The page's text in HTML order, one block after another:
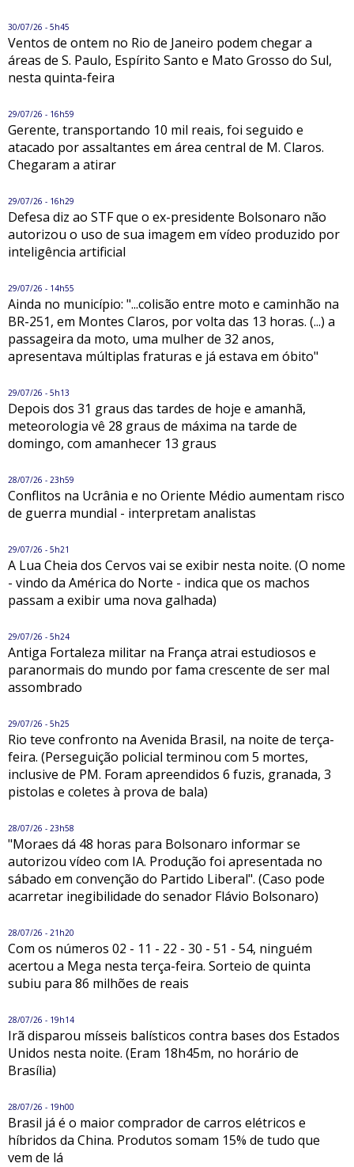
30/07/26 - 5h45
Ventos de ontem no Rio de Janeiro podem chegar a
áreas de S. Paulo, Espírito Santo e Mato Grosso do Sul,
nesta quinta-feira
29/07/26 - 16h59
Gerente, transportando 10 mil reais, foi seguido e
atacado por assaltantes em área central de M. Claros.
Chegaram a atirar
29/07/26 - 16h29
Defesa diz ao STF que o ex-presidente Bolsonaro não
autorizou o uso de sua imagem em vídeo produzido por
inteligência artificial
29/07/26 - 14h55
Ainda no município: "...colisão entre moto e caminhão na
BR-251, em Montes Claros, por volta das 13 horas. (...) a
passageira da moto, uma mulher de 32 anos,
apresentava múltiplas fraturas e já estava em óbito"
29/07/26 - 5h13
Depois dos 31 graus das tardes de hoje e amanhã,
meteorologia vê 28 graus de máxima na tarde de
domingo, com amanhecer 13 graus
28/07/26 - 23h59
Conflitos na Ucrânia e no Oriente Médio aumentam risco
de guerra mundial - interpretam analistas
29/07/26 - 5h21
A Lua Cheia dos Cervos vai se exibir nesta noite. (O nome
- vindo da América do Norte - indica que os machos
passam a exibir uma nova galhada)
29/07/26 - 5h24
Antiga Fortaleza militar na França atrai estudiosos e
paranormais do mundo por fama crescente de ser mal
assombrado
29/07/26 - 5h25
Rio teve confronto na Avenida Brasil, na noite de terça-
feira. (Perseguição policial terminou com 5 mortes,
inclusive de PM. Foram apreendidos 6 fuzis, granada, 3
pistolas e coletes à prova de bala)
28/07/26 - 23h58
"Moraes dá 48 horas para Bolsonaro informar se
autorizou vídeo com IA. Produção foi apresentada no
sábado em convenção do Partido Liberal". (Caso pode
acarretar inegibilidade do senador Flávio Bolsonaro)
28/07/26 - 21h20
Com os números 02 - 11 - 22 - 30 - 51 - 54, ninguém
acertou a Mega nesta terça-feira. Sorteio de quinta
subiu para 86 milhões de reais
28/07/26 - 19h14
Irã disparou mísseis balísticos contra bases dos Estados
Unidos nesta noite. (Eram 18h45m, no horário de
Brasília)
28/07/26 - 19h00
Brasil já é o maior comprador de carros elétricos e
híbridos da China. Produtos somam 15% de tudo que
vem de lá